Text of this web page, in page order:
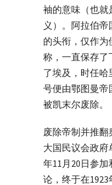
袖的意味（也就
义）。阿拉伯帝
的头衔，仅作为
称，一直保存了
了埃及，时任
号便由鄂图曼帝
被凯末尔废除。
废除帝制并推
大国民议会政府
年11月20日参
论，终于在1923